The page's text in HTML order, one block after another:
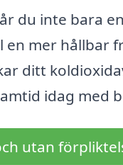
du inte bara
en mer hållbar
ditt
idag med
utan